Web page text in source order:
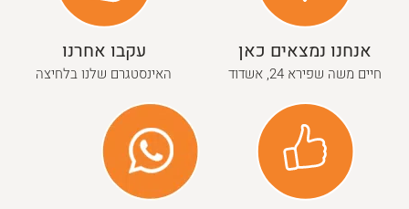
אנחנו נמצאים כאן
חיים משה שפירא 24, אשדוד
עקבו אחרנו
האינסטגרם שלנו בלחיצה